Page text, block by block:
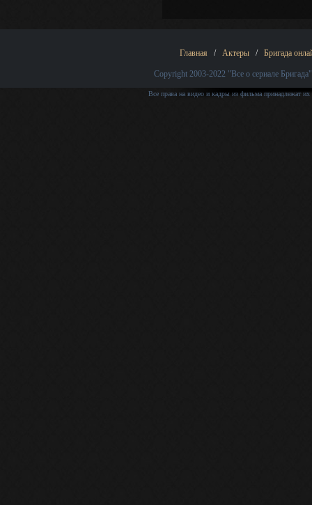
Главная / Актеры / Бригада
Copyright 2003-2022 "Все о сериале Бригада"
Все права на видео и кадры из фильма принадлежат